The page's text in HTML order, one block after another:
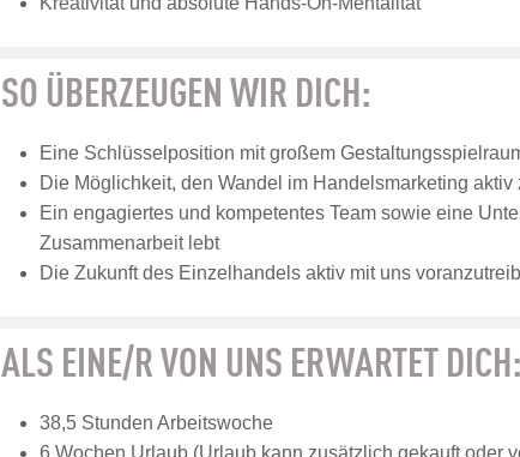
SO ÜBERZEUGEN WIR DICH:
Eine Schlüsselposition mit großem
Die Möglichkeit, den Wandel im Handelsmarketing aktiv
Ein engagiertes und kompetentes Team sowie eine
Zusammenarbeit lebt
Die Zukunft des Einzelhandels aktiv mit uns
ALS EINE/R VON UNS ERWARTET DICH:
38,5 Stunden Arbeitswoche
6 Wochen Urlaub (Urlaub kann zusätzlich gekauft oder